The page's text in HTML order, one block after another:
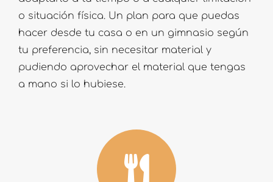
o situación física. Un plan para que puedas
hacer desde tu casa o en un gimnasio según
tu preferencia, sin necesitar material y
pudiendo aprovechar el material que tengas
a mano si lo hubiese.